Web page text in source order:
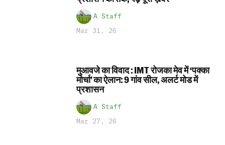
A Staff
Mar 31, 26
मुआवजे का विवाद : IMT रोजका मेव में ‘पक्का
मोर्चा’ का ऐलान: 9 गांव सील, अलर्ट मोड में
प्रशासन
A Staff
Mar 27, 26